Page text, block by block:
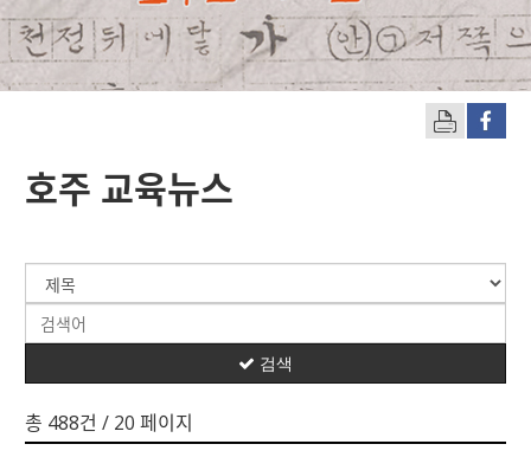
호주 교육뉴스
총 488건 / 20 페이지
검색